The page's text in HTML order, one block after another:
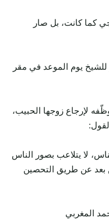
كما كانت، بل صار
من أداء مبلغ 1486 اورو للشيخ يوم الموعد في مقر
لإرجاع زوجها الحبيب،
لا يتلاعب بصور الناس
بعد عن طريق التحصين
المغربي